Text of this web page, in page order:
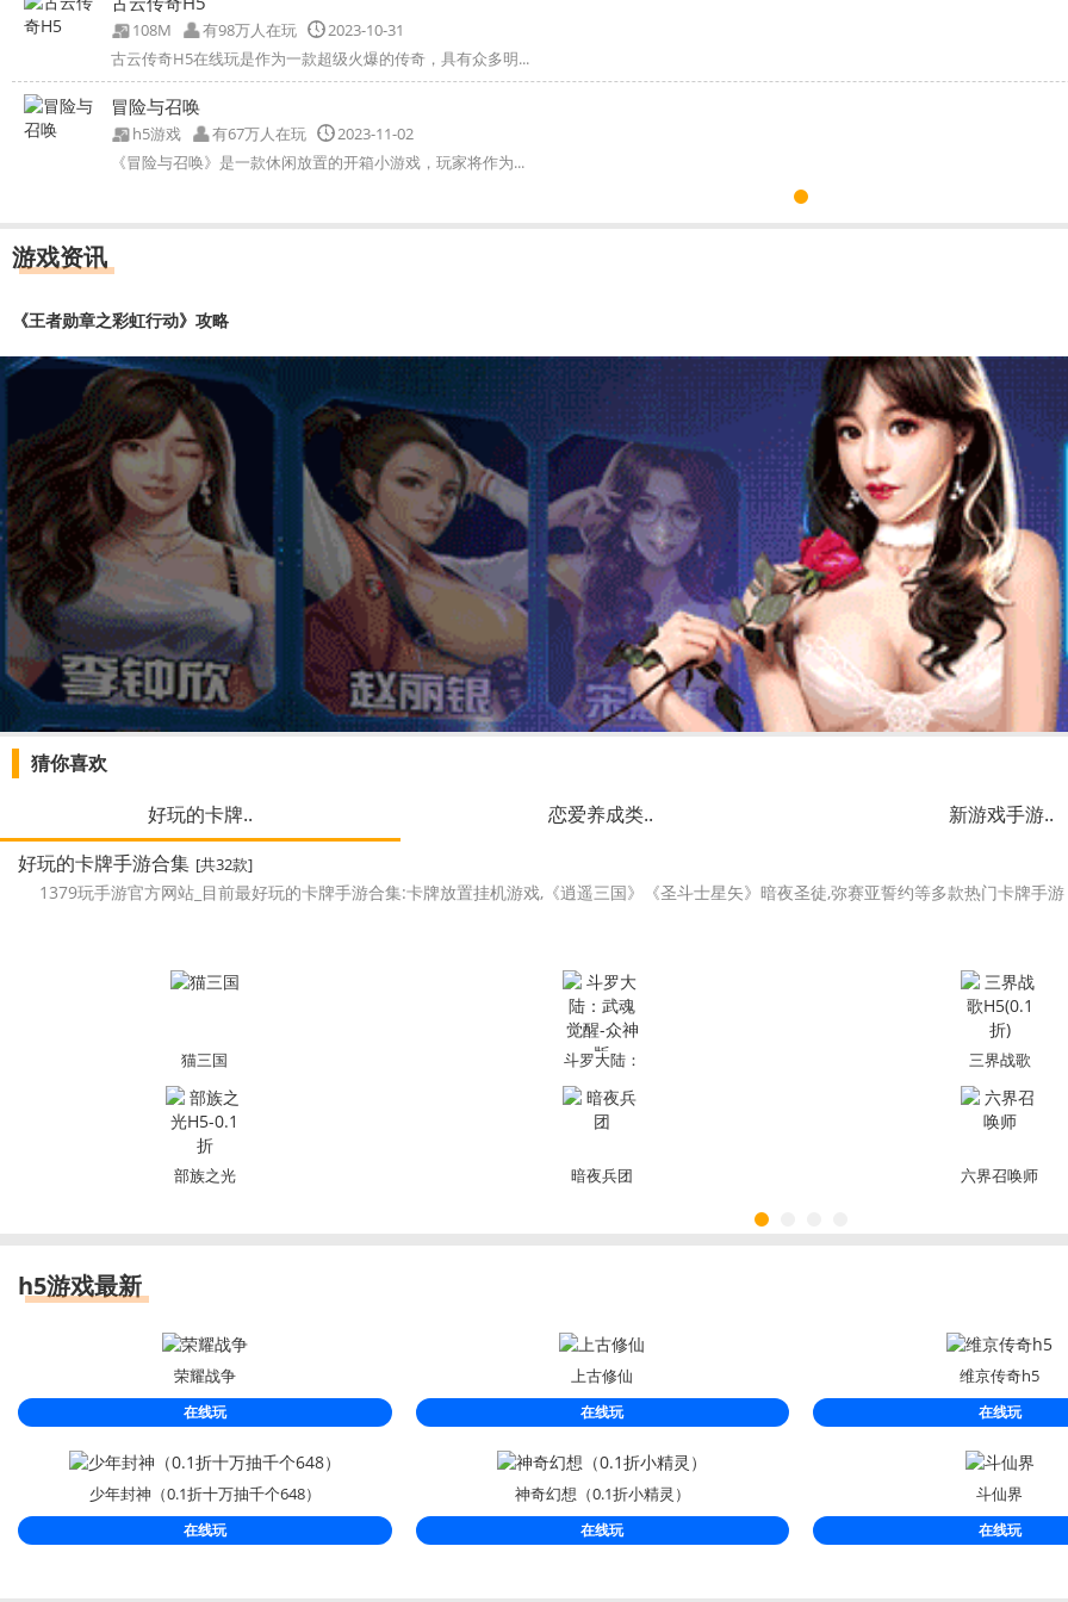
108M 有98万人在玩
2023-10-31
古云传奇H5在线玩是作为一款超级火爆的传奇，具有众多明...
冒险与召唤
h5游戏 有67万人在玩
2023-11-02
《冒险与召唤》是一款休闲放置的开箱小游戏，玩家将作为...
游戏资讯
《王者勋章之彩虹行动》攻略
猜你喜欢
好玩的卡牌..
恋爱养成类..
新游戏手游..
好玩的卡牌手游合集 [共32款]
1379玩手游官方网站_目前最好玩的卡牌手游合集:卡牌放置挂机游戏,《逍遥三国》《圣斗士星矢》暗夜圣徒,弥赛亚誓约等多款热门卡牌手游
猫三国 斗罗大陆：
神版
三界战歌
部族之光 暗夜兵团 六界召唤师
h5游戏最新
荣耀战争
在线玩
上古修仙
在线玩
维京传奇h5
在线玩
少年封神（0.1折十万抽千个648）
在线玩
神奇幻想（0.1折小精灵）
在线玩
斗仙界
在线玩